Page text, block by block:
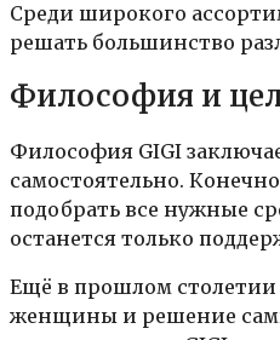
Среди широкого
решать большинство
Философия и
Философия GIGI
самостоятельно.
подобрать все нужные
останется только
Ещё в прошлом
женщины и решение